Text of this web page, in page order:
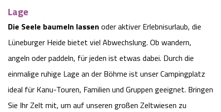
Angebote
Kontakt
Urlaub auf dem Bauernhof
Landschaftsführungen
Veranstaltungen
Battle Kart Bispingen
Adventure District Bispingen
Unterkünfte
Lage
Die Seele baumeln lassen oder aktiver Erlebnisurlaub, die
Lüneburger Heide bietet viel Abwechslung. Ob wandern,
angeln oder paddeln, für jeden ist etwas dabei. Durch die
einmalige ruhige Lage an der Böhme ist unser Campingplatz
ideal für Kanu-Touren, Familien und Gruppen geeignet. Bringen
Sie Ihr Zelt mit, um auf unseren großen Zeltwiesen zu